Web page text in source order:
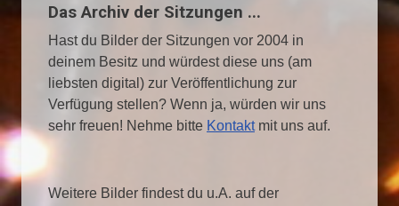
Das Archiv der Sitzungen ...
Hast du Bilder der Sitzungen vor 2004 in
deinem Besitz und würdest diese uns (am
liebsten digital) zur Veröffentlichung zur
Verfügung stellen? Wenn ja, würden wir uns
sehr freuen! Nehme bitte Kontaktmit uns auf.
Weitere Bilder findest du u.A. auf der